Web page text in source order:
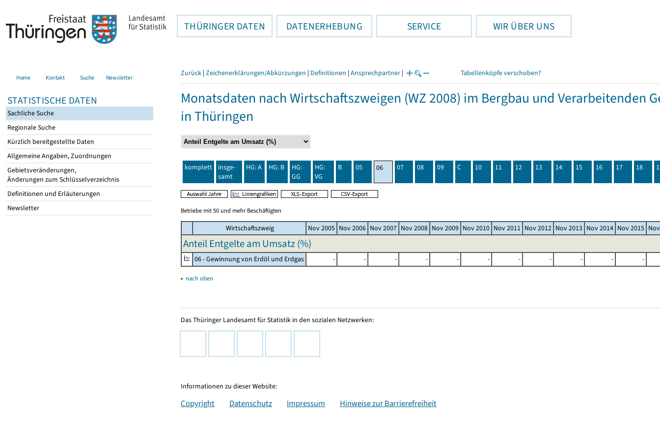
THÜRINGER DATEN DATENERHEBUNG SERVICE WIR ÜBER UNS
Home Kontakt Suche Newsletter
STATISTISCHE DATEN
Sachliche Suche
Regionale Suche
Kürzlich bereitgestellte Daten
Allgemeine Angaben, Zuordnungen
Gebietsveränderungen,
Änderungen zum Schlüsselverzeichnis
Definitionen und Erläuterungen
Newsletter
Zurück | Zeichenerklärungen/Abkürzungen | Definitionen | Ansprechpartner | Tabellenköpfe verschoben?
Monatsdaten nach Wirtschaftszweigen (WZ 2008) im Bergbau und Verarbeitenden
in Thüringen
komplett
insge-
samt
HG: A HG: B
HG:
GG
HG:
VG
B 05 06 07 08 09 C 10 11 12 13 14 15 16 17 18
Betriebe mit 50 und mehr Beschäftigten
Wirtschaftszweig Nov 2005 Nov 2006 Nov 2007 Nov 2008 Nov 2009 Nov 2010 Nov 2011 Nov 2012 Nov 2013 Nov 2014 Nov 2015
Anteil Entgelte am Umsatz (%)
06 - Gewinnung von Erdöl und Erdgas - - - - - - - - - - -
▴ nach oben
Das Thüringer Landesamt für Statistik in den sozialen Netzwerken:
Informationen zu dieser Website:
Copyright Datenschutz Impressum Hinweise zur Barrierefreiheit